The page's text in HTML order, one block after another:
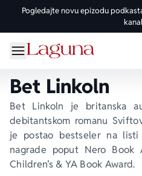
Pogledajte novu epizodu
Bet Linkoln
Bet Linkoln je britanska
debitantskom romanu
je postao bestseler na listi
nagrade poput Nero Book
Children’s & YA Book Award.
meni
OMILJENE KATEGORIJE
Knjige za leto
Edicije
Bojeni rez
Drama
Ljubavni
Trileri
Goran Petrović
Đorđe Lebović
Jelena Bačić Alimpić
Fredrik Bakman
Juval Noa Harari
Lusinda Rajli